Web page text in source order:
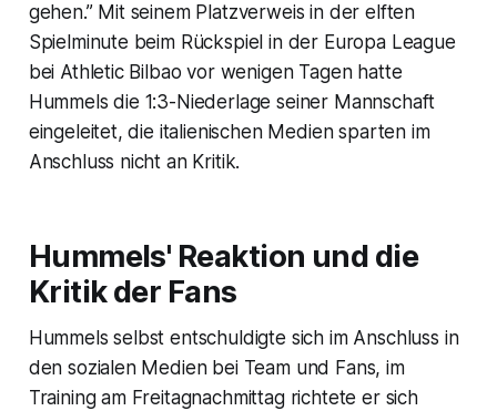
gehen.” Mit seinem Platzverweis in der elften
Spielminute beim Rückspiel in der Europa League
bei Athletic Bilbao vor wenigen Tagen hatte
Hummels die 1:3-Niederlage seiner Mannschaft
eingeleitet, die italienischen Medien sparten im
Anschluss nicht an Kritik.
Hummels' Reaktion und die
Kritik der Fans
Hummels selbst entschuldigte sich im Anschluss in
den sozialen Medien bei Team und Fans, im
Training am Freitagnachmittag richtete er sich